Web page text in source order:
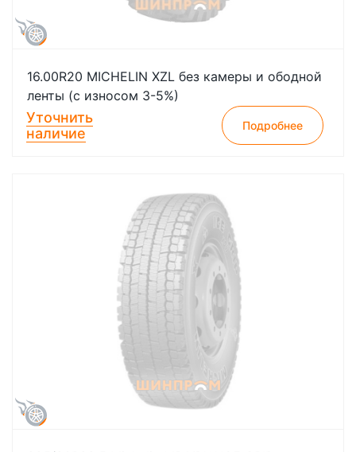
16.00R20 MICHELIN XZL без камеры и ободной
ленты (с износом 3-5%)
Уточнить
наличие
Подробнее